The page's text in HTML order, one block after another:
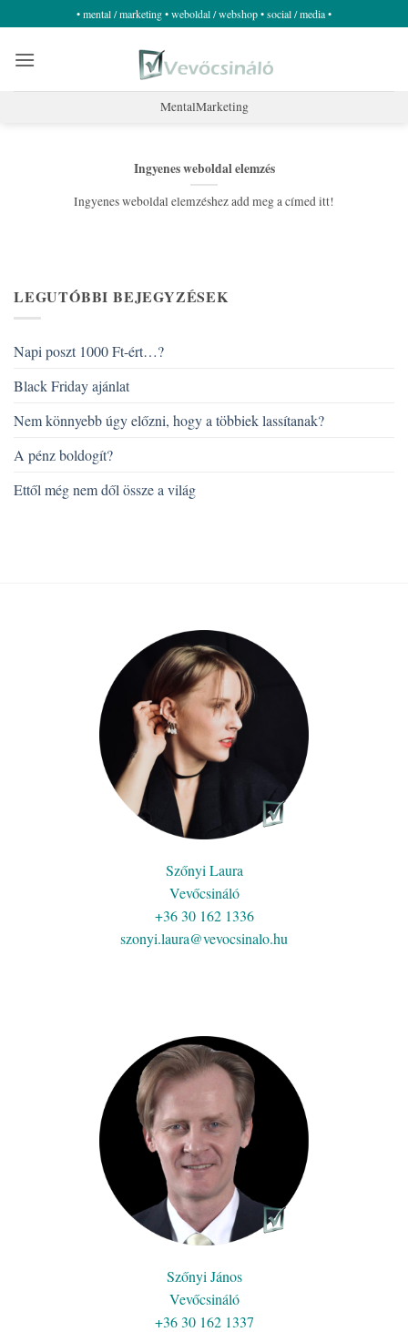
to
content
• mental / marketing • weboldal / webshop • social / media •
MentalMarketing
Ingyenes weboldal elemzés
Ingyenes weboldal elemzéshez add meg a címed itt!
LEGUTÓBBI BEJEGYZÉSEK
Napi poszt 1000 Ft-ért…?
Black Friday ajánlat
Nem könnyebb úgy előzni, hogy a többiek lassítanak?
A pénz boldogít?
Ettől még nem dől össze a világ
Szőnyi Laura
Vevőcsináló
+36 30 162 1336
szonyi.laura@vevocsinalo.hu
Szőnyi János
Vevőcsináló
+36 30 162 1337